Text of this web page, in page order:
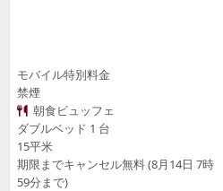
モバイル特別料金
禁煙
朝食ビュッフェ
ダブルベッド 1 台
15平米
期限までキャンセル無料 (8月14日 7時
59分まで)